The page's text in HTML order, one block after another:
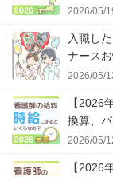
2026/05/
入職し
ナース
2026/05/
【2026
換算、
2026/05/
【2026